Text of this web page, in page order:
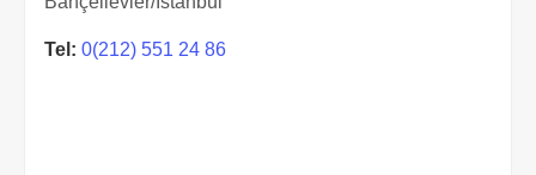
Tel: 0(212) 551 24 86